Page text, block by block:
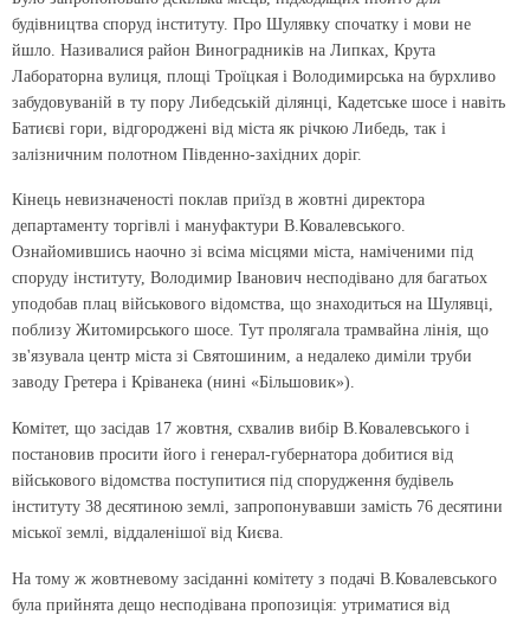
будівництва споруд інституту. Про Шулявку спочатку і мови не
йшло. Називалися район Виноградників на Липках, Крута
Лабораторна вулиця, площі Троїцкая і Володимирська на бурхливо
забудовуваній в ту пору Либедській ділянці, Кадетське шосе і навіть
Батиєві гори, відгороджені від міста як річкою Либедь, так і
залізничним полотном Південно-західних доріг.
Кінець невизначеності поклав приїзд в жовтні директора
департаменту торгівлі і мануфактури В.Ковалевського.
Ознайомившись наочно зі всіма місцями міста, наміченими під
споруду інституту, Володимир Іванович несподівано для багатьох
уподобав плац військового відомства, що знаходиться на Шулявці,
поблизу Житомирського шосе. Тут пролягала трамвайна лінія, що
зв'язувала центр міста зі Святошиним, а недалеко диміли труби
заводу Гретера і Кріванека (нині «Більшовик»).
Комітет, що засідав 17 жовтня, схвалив вибір В.Ковалевського і
постановив просити його і генерал-губернатора добитися від
військового відомства поступитися під спорудження будівель
інституту 38 десятиною землі, запропонувавши замість 76 десятини
міської землі, віддаленішої від Києва.
На тому ж жовтневому засіданні комітету з подачі В.Ковалевського
була прийнята дещо несподівана пропозиція: утриматися від